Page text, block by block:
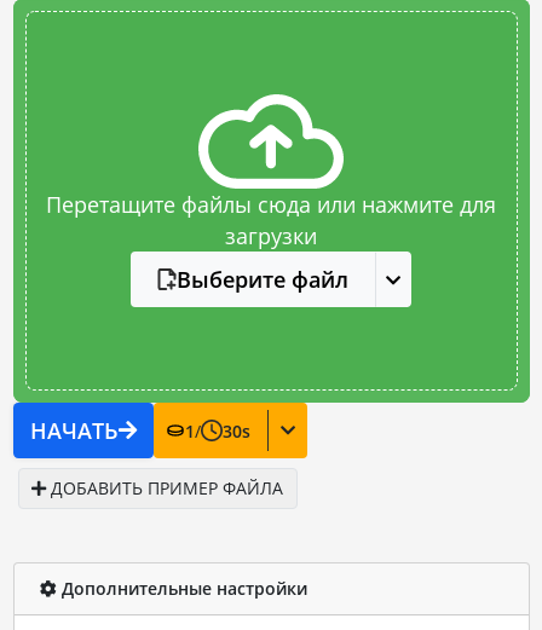
Перетащите файлы сюда или нажмите для
загрузки
Выберите файл
НАЧАТЬ 1/ 30s
ДОБАВИТЬ ПРИМЕР ФАЙЛА
Дополнительные настройки